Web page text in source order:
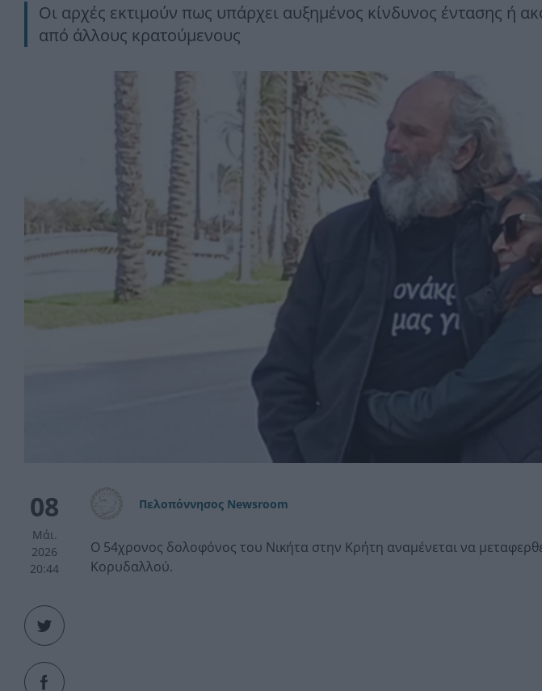
Οι αρχές εκτιμούν πως υπάρχει αυξημένος κίνδυνος έντασης ή
από άλλους κρατούμενους
08
Μάι.
2026
20:44
Πελοπόννησος Newsroom
O 54χρονος δολοφόνος του Νικήτα στην Κρήτη αναμένεται να
Κορυδαλλού.